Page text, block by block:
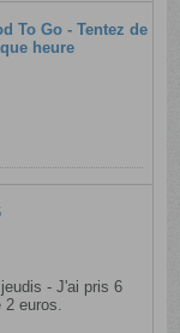
To Go - Tentez de
heure
- J'ai pris 6
2 euros.